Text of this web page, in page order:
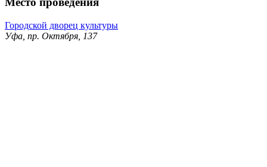
Городской дворец культуры
Уфа, пр. Октября, 137